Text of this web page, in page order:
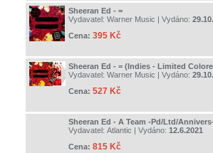
Sheeran Ed - =
Vydavatel: Warner Music | Vydáno:
Cena: 395 Kč
Sheeran Ed - = (Indies - Limited
Vydavatel: Warner Music | Vydáno:
Cena: 527 Kč
Sheeran Ed - A Team -Pd/Ltd/
Vydavatel: Atlantic | Vydáno: 12.6.2021
Cena: 815 Kč